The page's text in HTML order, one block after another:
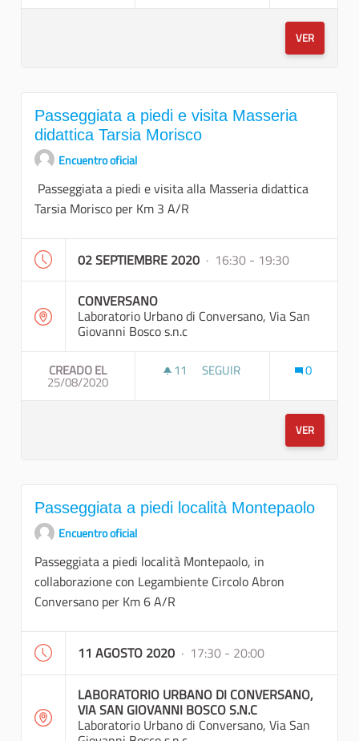
VER
Passeggiata a piedi e visita Masseria
didattica Tarsia Morisco
Encuentro oficial
Passeggiata a piedi e visita alla Masseria didattica
Tarsia Morisco per Km 3 A/R
02 SEPTIEMBRE 2020 · 16:30 - 19:30
CONVERSANO
Laboratorio Urbano di Conversano, Via San
Giovanni Bosco s.n.c
CREADO EL
25/08/2020
11 11 SEGUIDORAS
SEGUIR 0
VER
Passeggiata a piedi località Montepaolo
Encuentro oficial
Passeggiata a piedi località Montepaolo, in
collaborazione con Legambiente Circolo Abron
Conversano per Km 6 A/R
11 AGOSTO 2020 · 17:30 - 20:00
LABORATORIO URBANO DI CONVERSANO,
VIA SAN GIOVANNI BOSCO S.N.C
Laboratorio Urbano di Conversano, Via San